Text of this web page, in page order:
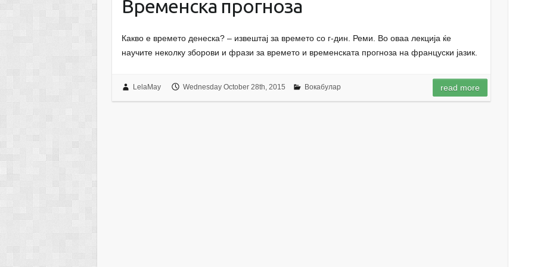
Временска прогноза
Какво е времето денеска? – извештај за времето со г-дин. Реми. Во оваа лекција ќе
научите неколку зборови и фрази за времето и временската прогноза на француски јазик.
LelaMay Wednesday October 28th, 2015 Вокабулар read more